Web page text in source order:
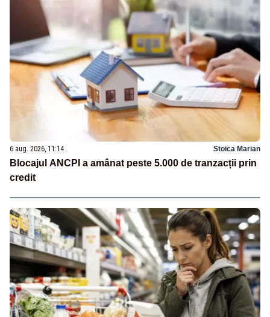
6 aug. 2026, 11:14 Stoica Marian
Blocajul ANCPI a amânat peste 5.000 de tranzacții prin
credit